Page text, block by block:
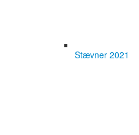
Stævner 2021